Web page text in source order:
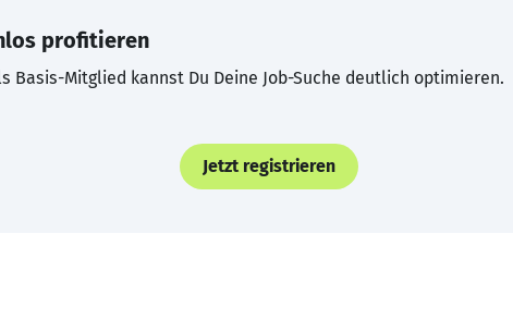
profitieren
Basis-Mitglied kannst Du Deine Job-Suche deutlich optimieren.
Jetzt registrieren